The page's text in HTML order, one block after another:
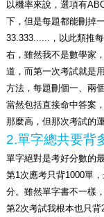
以機率來說，選項有
下，但是每題都能刪掉
33.333......，以此類推
右，雖然我不是數學家
道，而第一次考試就是
方法，每題刪個一、兩
當然包括直接命中答案
那麼高，但那次考試的
2.單字總共要背
單字絕對是考好分數的
第1次應考只背1000單
分。雖然單字書不一樣
第2次考試我根本也只